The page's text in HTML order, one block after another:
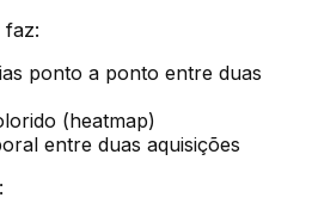
faz:
ponto a ponto entre duas
(heatmap)
entre duas aquisições